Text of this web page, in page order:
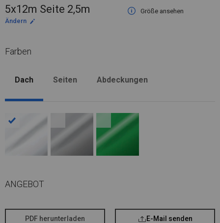
5x12m Seite 2,5m
Größe ansehen
Ändern
Farben
Dach Seiten Abdeckungen
ANGEBOT
PDF herunterladen E-Mail senden